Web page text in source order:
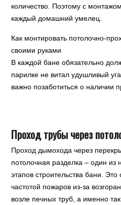
количество. Поэтому с
каждый домашний умелец.
Как монтировать потолочно-
своими руками
В каждой бане обязательно
парилке не витал удушливый
важно позаботиться о наличии
Проход трубы через
Проход дымохода через
потолочная разделка – один из
этапов строительства бани.
частотой пожаров из-за
возле печных труб, а именно